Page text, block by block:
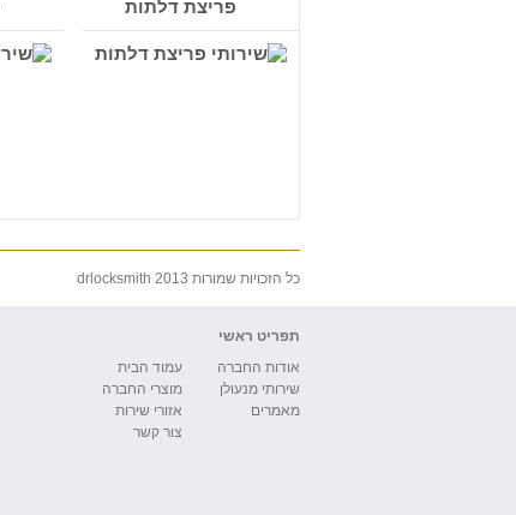
פריצת דלתות
כל הזכויות שמורות drlocksmith 2013
תפריט ראשי
עמוד הבית
אודות החברה
מוצרי החברה
שירותי מנעולן
אזורי שירות
מאמרים
צור קשר